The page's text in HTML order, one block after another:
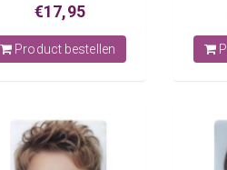
€17,95
Product bestellen